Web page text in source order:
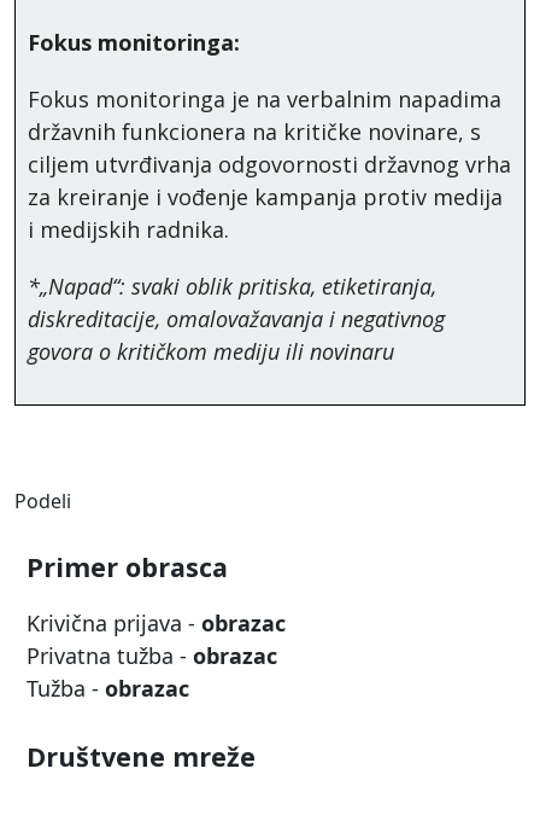
Fokus monitoringa:
Fokus monitoringa je na verbalnim napadima
državnih funkcionera na kritičke novinare, s
ciljem utvrđivanja odgovornosti državnog vrha
za kreiranje i vođenje kampanja protiv medija
i medijskih radnika.
*„Napad“: svaki oblik pritiska, etiketiranja,
diskreditacije, omalovažavanja i negativnog
govora o kritičkom mediju ili novinaru
Podeli
Primer obrasca
Krivična prijava - obrazac
Privatna tužba - obrazac
Tužba - obrazac
Društvene mreže